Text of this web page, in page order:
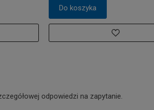
Do koszyka
odpowiedzi na zapytanie.